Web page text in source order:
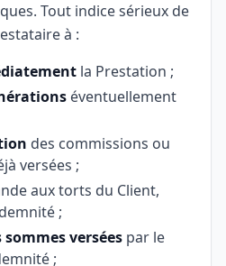
Tout indice sérieux de
à :
la Prestation ;
éventuellement
des commissions ou
versées ;
aux torts du Client,
;
versées par le
;